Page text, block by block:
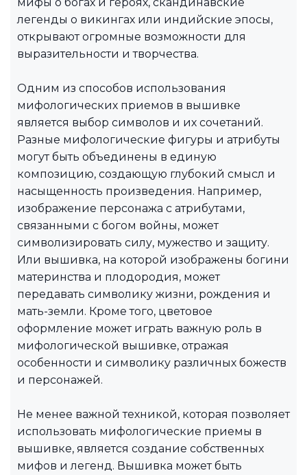
легенды о викингах или индийские эпосы,
открывают огромные возможности для
выразительности и творчества.
Одним из способов использования
мифологических приемов в вышивке
является выбор символов и их сочетаний.
Разные мифологические фигуры и атрибуты
могут быть объединены в единую
композицию, создающую глубокий смысл и
насыщенность произведения. Например,
изображение персонажа с атрибутами,
связанными с богом войны, может
символизировать силу, мужество и защиту.
Или вышивка, на которой изображены богини
материнства и плодородия, может
передавать символику жизни, рождения и
мать-земли. Кроме того, цветовое
оформление может играть важную роль в
мифологической вышивке, отражая
особенности и символику различных божеств
и персонажей.
Не менее важной техникой, которая позволяет
использовать мифологические приемы в
вышивке, является создание собственных
мифов и легенд. Вышивка может быть